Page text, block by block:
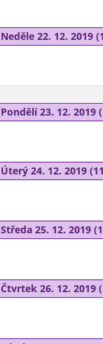
Neděle 22. 12. 2019
Pondělí 23. 12. 2019
Úterý 24. 12. 2019
Středa 25. 12. 2019
Čtvrtek 26. 12. 2019